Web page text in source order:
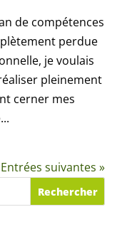
de compétences
perdue
je voulais
pleinement
cerner mes
Entrées suivantes »